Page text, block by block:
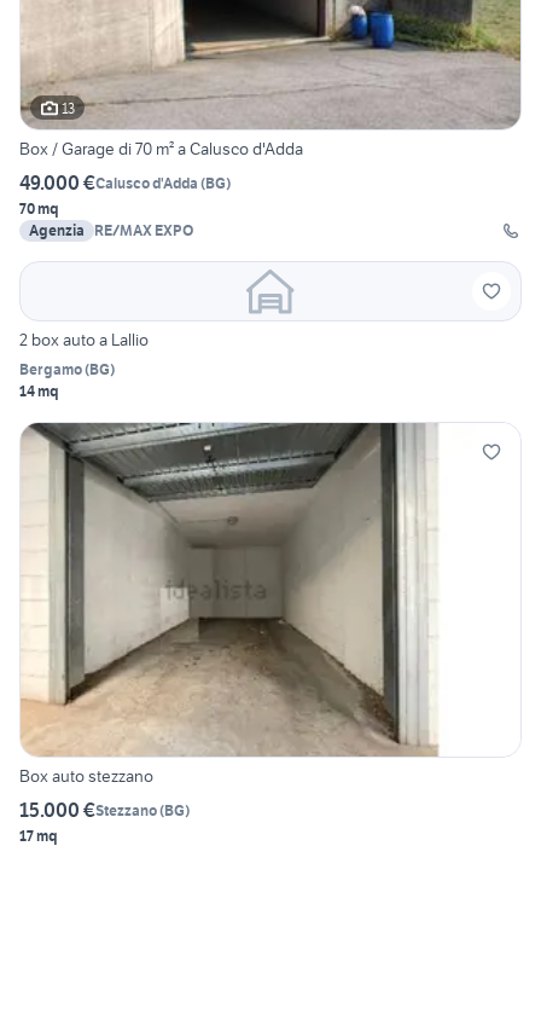
13
Box / Garage di 70 m² a Calusco d'Adda
49.000 €Calusco d'Adda (BG)
70 mq
Agenzia
RE/MAX EXPO
2 box auto a Lallio
Bergamo(BG)
14 mq
Box auto stezzano
15.000 €Stezzano(BG)
17 mq